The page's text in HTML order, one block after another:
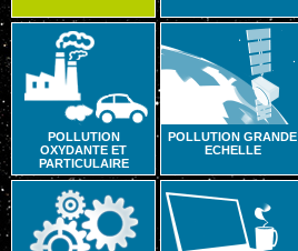
POLLUTION
OXYDANTE ET
PARTICULAIRE
POLLUTION GRANDE
ECHELLE